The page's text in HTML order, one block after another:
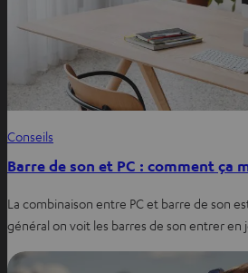
Conseils
Barre de son et PC : comment ça
La combinaison entre PC et barre de son
général on voit les barres de son entrer en